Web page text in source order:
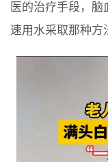
医的治疗手段，
速用水采取那种方